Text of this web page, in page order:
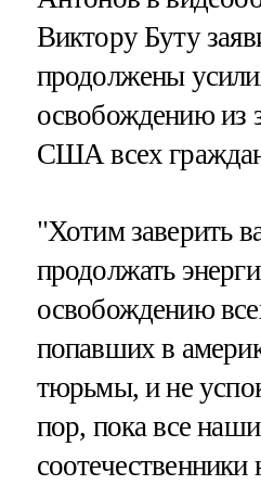
Виктору Буту
продолжены
освобождению из
США всех
"Хотим заверить
продолжать
освобождению
попавших в
тюрьмы, и не
пор, пока все наши
соотечественники